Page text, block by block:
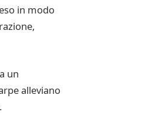
in modo
un
alleviano